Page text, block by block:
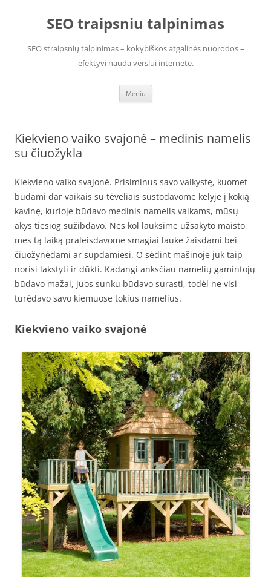
SEO traipsniu talpinimas
SEO straipsnių talpinimas – kokybiškos atgalinės nuorodos –
efektyvi nauda verslui internete.
Meniu
Kiekvieno vaiko svajonė – medinis namelis
su čiuožykla
Kiekvieno vaiko svajonė. Prisiminus savo vaikystę, kuomet
būdami dar vaikais su tėveliais sustodavome kelyje į kokią
kavinę, kurioje būdavo medinis namelis vaikams, mūsų
akys tiesiog sužibdavo. Nes kol lauksime užsakyto maisto,
mes tą laiką praleisdavome smagiai lauke žaisdami bei
čiuožynėdami ar supdamiesi. O sėdint mašinoje juk taip
norisi lakstyti ir dūkti. Kadangi anksčiau namelių gamintojų
būdavo mažai, juos sunku būdavo surasti, todėl ne visi
turėdavo savo kiemuose tokius namelius.
Kiekvieno vaiko svajonė